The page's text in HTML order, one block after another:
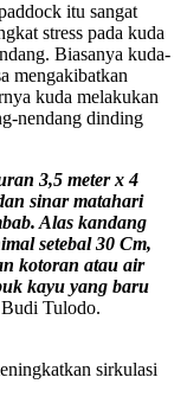
itu sangat
stress pada kuda
Biasanya kuda-
mengakibatkan
kuda melakukan
nendang dinding
3,5 meter x 4
sinar matahari
Alas kandang
setebal 30 Cm,
kotoran atau air
kayu yang baru
Budi Tulodo.
sirkulasi